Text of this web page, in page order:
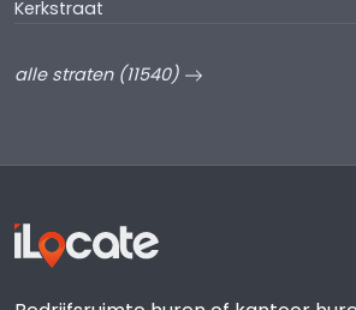
Kerkstraat
alle straten (11540)